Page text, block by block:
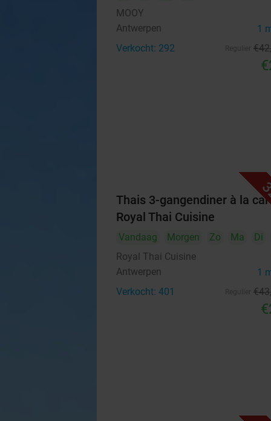
MOOY
Antwerpen 1
Verkocht: 292 €42
Thais 3-gangendiner à la
Royal Thai Cuisine
Vandaag Morgen Zo Ma Di
Royal Thai Cuisine
Antwerpen 1
Verkocht: 401 €43